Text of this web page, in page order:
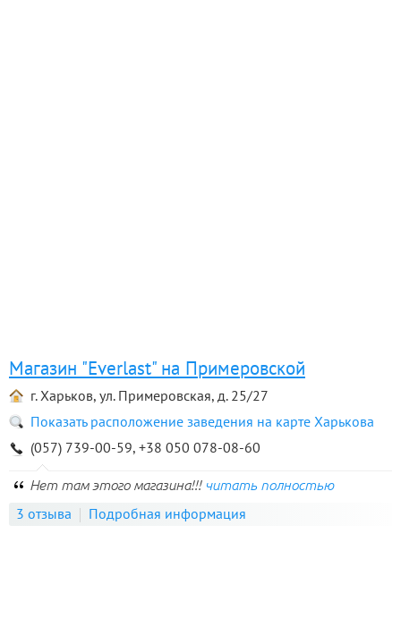
Магазин "Everlast" на Примеровской
г. Харьков, ул. Примеровская, д. 25/27
Показать расположение заведения на карте Харькова
(057) 739-00-59, +38 050 078-08-60
Нет там этого магазина!!! читать полностью
3 отзыва Подробная информация